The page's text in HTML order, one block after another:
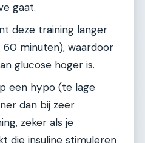
gaat.
deze training langer
minuten), waardoor
glucose hoger is.
een hypo (te lage
dan bij zeer
zeker als je
die insuline stimuleren